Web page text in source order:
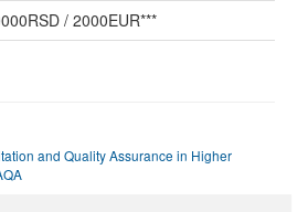
/ 2000EUR***
and Quality Assurance in Higher